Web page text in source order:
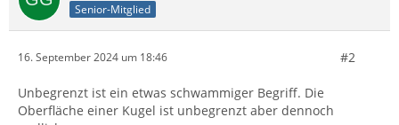
Senior-Mitglied
16. September 2024 um 18:46 #2
Unbegrenzt ist ein etwas schwammiger Begriff. Die
Oberfläche einer Kugel ist unbegrenzt aber dennoch